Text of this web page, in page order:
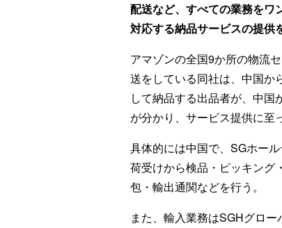
配送など、すべての業務をワ
対応する納品サービスの提供
アマゾンの全国9か所の物流
送をしている同社は、中国か
して納品する出品者が、中国
が分かり、サービス提供に至
具体的には中国で、SGホー
荷受けから検品・ピッキング
包・輸出通関などを行う。
また、輸入業務はSGHグロ